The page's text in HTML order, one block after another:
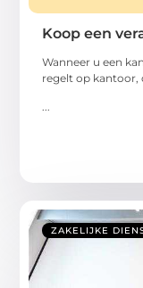
Koop een
Wanneer u een
regelt op kantoor,
...
ZAKELIJKE